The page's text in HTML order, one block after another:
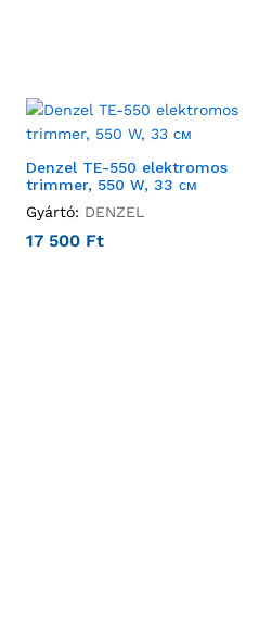
Denzel TE-550 elektromos
trimmer, 550 W, 33 см
Gyártó: DENZEL
17 500 Ft